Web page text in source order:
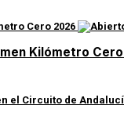
Kilómetro